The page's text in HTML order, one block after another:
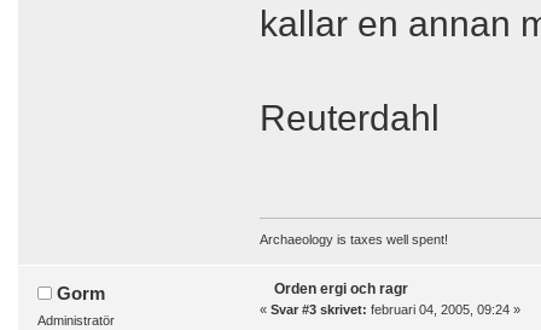
kallar en annan
Reuterdahl
Archaeology is taxes well spent!
Gorm
Administratör
Orden ergi och ragr
« Svar #3 skrivet: februari 04, 2005, 09:24 »